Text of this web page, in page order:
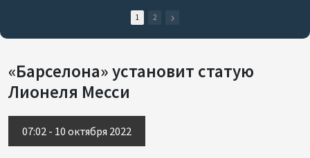
1 2
«Барселона» установит статую
Лионеля Месси
07:02 - 10 октября 2022